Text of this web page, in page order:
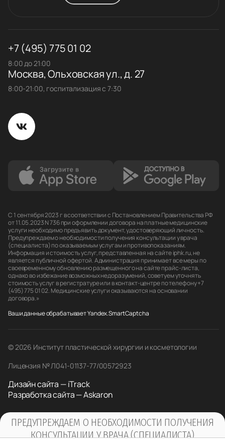
+7 (495) 775 01 02
8:00 до 21:00
Москва, Ольховская ул., д. 27
8:00-21:00, госпитализация с 7:30
С 1 сентября 2023 г в соответствии с Постановлением Правительства РФ
от 11.05.2023 N 736 при оформлении договора на платные медицинские
услуги необходимо предъявить документ, удостоверяющий личность.
Предупреждаем о необходимости получения консультации у врача
(специалиста) по оказываемым услугам и противопоказаниям.
Информация и стоимость услуг, представленная на сайте iphk.ru, не
является публичной офертой. Администрация принимает все меры по
своевременному обновлению размещенного на сайте прайс-листа,
однако во избежание возможных недоразумений, советуем уточнять
стоимость услуг в регистратуре или в контакт-центре по телефону +7
(495) 775 01 02. Медицинские услуги оказываются на основании
договора.»
Ваши данные обрабатывает Yandex.SmartCaptcha
© 2026 Институт пластической хирургии и косметологии
Лицензия № Л041-01137-77/00572923
Дизайн сайта — iTrack
Разработка сайта — Askaron
ПРЕДУПРЕЖДАЕМ О НЕОБХОДИМОСТИ ПОЛУЧЕНИЯ
КОНСУЛЬТАЦИИ У ВРАЧА (СПЕЦИАЛИСТА)